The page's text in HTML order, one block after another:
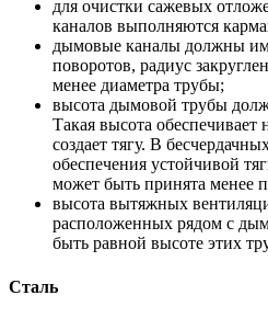
для очистки сажевых
каналов выполняются
дымовые каналы должны
поворотов, радиус
менее диаметра трубы;
высота дымовой трубы
Такая высота обеспечивает
создает тягу. В
обеспечения устойчивой
может быть принята менее
высота вытяжных
расположенных рядом с
быть равной высоте этих
Сталь